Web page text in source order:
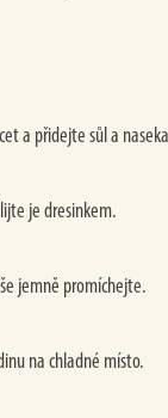
a přidejte sůl a
je dresinkem.
jemně promíchejte.
na chladné místo.